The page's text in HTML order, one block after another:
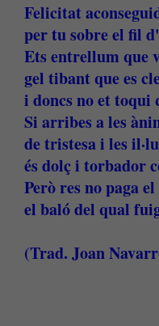
Felicitat
per tu sobre el fil
Ets entrellum que
gel tibant que es
i doncs no et toqui
Si arribes a les
de tristesa i les
és dolç i torbador
Però res no paga
el baló del qual
(Trad. Joan